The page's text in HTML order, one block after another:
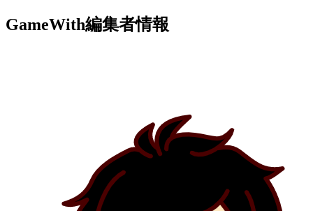
GameWith編集者情報